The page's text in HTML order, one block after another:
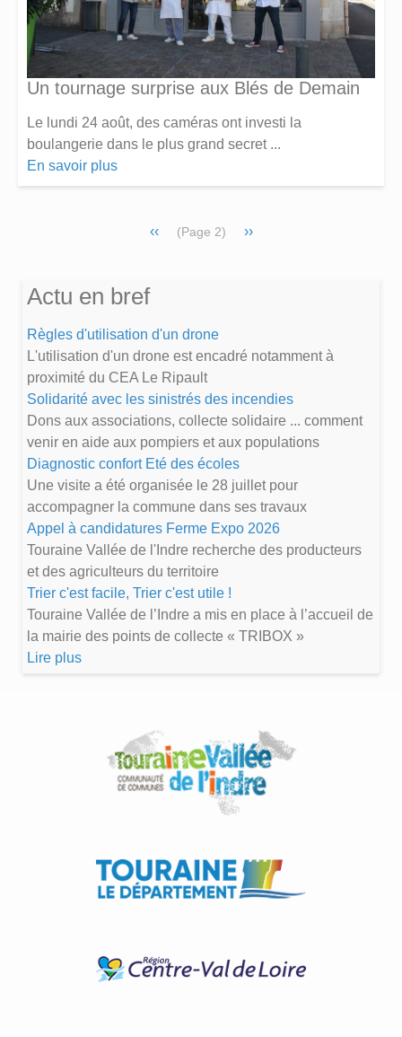
Un tournage surprise aux Blés de Demain
Le lundi 24 août, des caméras ont investi la
boulangerie dans le plus grand secret ...
En savoir plus
Page
‹‹ (Page 2)
Page
››
Actu en bref
Règles d'utilisation d'un drone
L'utilisation d'un drone est encadré notamment à
proximité du CEA Le Ripault
Solidarité avec les sinistrés des incendies
Dons aux associations, collecte solidaire ... comment
venir en aide aux pompiers et aux populations
Diagnostic confort Eté des écoles
Une visite a été organisée le 28 juillet pour
accompagner la commune dans ses travaux
Appel à candidatures Ferme Expo 2026
Touraine Vallée de l'Indre recherche des producteurs
et des agriculteurs du territoire
Trier c'est facile, Trier c'est utile !
Touraine Vallée de l’Indre a mis en place à l’accueil de
la mairie des points de collecte « TRIBOX »
Lire plus